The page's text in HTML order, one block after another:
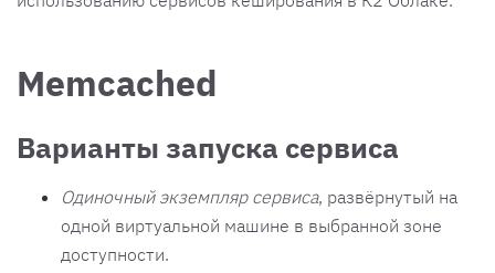
Memcached
Варианты запуска сервиса
Одиночный экземпляр сервиса, развёрнутый на
одной виртуальной машине в выбранной зоне
доступности.